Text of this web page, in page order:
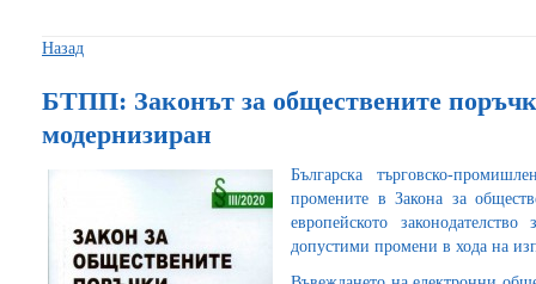
Назад
БТПП: Законът за обществените
модернизиран
Българска търговско-
промените в Закона за
европейското
допустими промени в хода на